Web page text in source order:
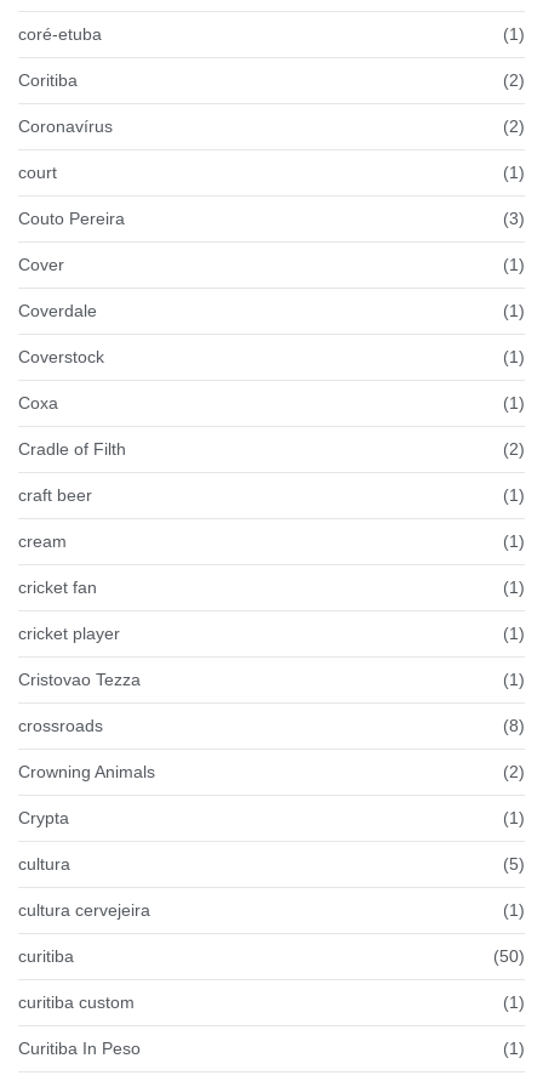
coré-etuba (1)
Coritiba (2)
Coronavírus (2)
court (1)
Couto Pereira (3)
Cover (1)
Coverdale (1)
Coverstock (1)
Coxa (1)
Cradle of Filth (2)
craft beer (1)
cream (1)
cricket fan (1)
cricket player (1)
Cristovao Tezza (1)
crossroads (8)
Crowning Animals (2)
Crypta (1)
cultura (5)
cultura cervejeira (1)
curitiba (50)
curitiba custom (1)
Curitiba In Peso (1)